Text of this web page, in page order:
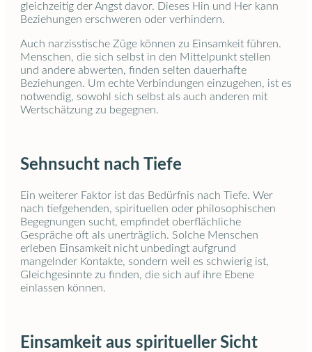
gleichzeitig der Angst davor. Dieses Hin und Her kann
Beziehungen erschweren oder verhindern.
Auch narzisstische Züge können zu Einsamkeit führen.
Menschen, die sich selbst in den Mittelpunkt stellen
und andere abwerten, finden selten dauerhafte
Beziehungen. Um echte Verbindungen einzugehen, ist es
notwendig, sowohl sich selbst als auch anderen mit
Wertschätzung zu begegnen.
Sehnsucht nach Tiefe
Ein weiterer Faktor ist das Bedürfnis nach Tiefe. Wer
nach tiefgehenden, spirituellen oder philosophischen
Begegnungen sucht, empfindet oberflächliche
Gespräche oft als unerträglich. Solche Menschen
erleben Einsamkeit nicht unbedingt aufgrund
mangelnder Kontakte, sondern weil es schwierig ist,
Gleichgesinnte zu finden, die sich auf ihre Ebene
einlassen können.
Einsamkeit aus spiritueller Sicht